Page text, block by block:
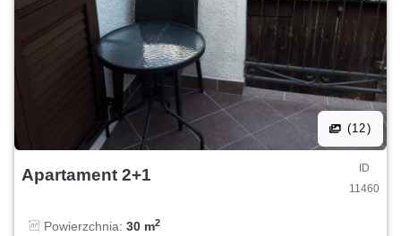
(12)
Apartament 2+1
ID
11460
Powierzchnia: 30 m2